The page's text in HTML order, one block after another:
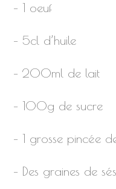
– 1 oeuf
– 5cl d’huile
– 200ml de lait
– 100g de sucre
– 1 grosse pincée
– Des graines de